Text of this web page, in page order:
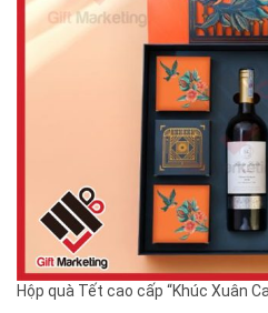
Hộp quà Tết cao cấp “Khúc Xuân